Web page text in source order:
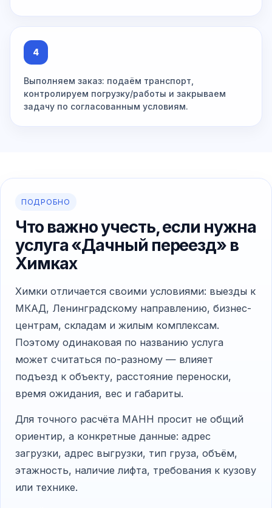
4
Выполняем заказ: подаём транспорт,
контролируем погрузку/работы и закрываем
задачу по согласованным условиям.
ПОДРОБНО
Что важно учесть, если нужна
услуга «Дачный переезд» в
Химках
Химки отличается своими условиями: выезды к
МКАД, Ленинградскому направлению, бизнес-
центрам, складам и жилым комплексам.
Поэтому одинаковая по названию услуга
может считаться по-разному — влияет
подъезд к объекту, расстояние переноски,
время ожидания, вес и габариты.
Для точного расчёта МАНН просит не общий
ориентир, а конкретные данные: адрес
загрузки, адрес выгрузки, тип груза, объём,
этажность, наличие лифта, требования к кузову
или технике.